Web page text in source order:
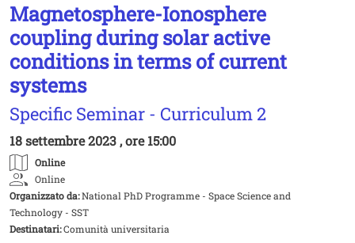
Image
Magnetosphere-Ionosphere
coupling during solar active
conditions in terms of current
systems
Specific Seminar - Curriculum 2
18 settembre 2023 , ore 15:00
Online
Online
Organizzato da:National PhD Programme - Space Science and
Technology - SST
Destinatari:Comunità universitaria